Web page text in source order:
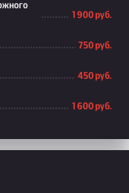
1 900 руб.
750 руб.
450 руб.
1 600 руб.